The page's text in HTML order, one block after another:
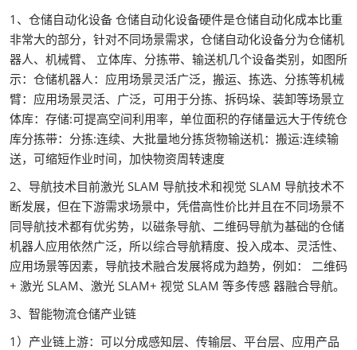
1、仓储自动化设备 仓储自动化设备硬件是仓储自动化成本比重
非常大的部分，针对不同场景需求，仓储自动化设备分为仓储机
器人、机械臂、 立体库、分拣带、输送机几个设备类别，如图所
示：仓储机器人：应用场景灵活广泛，搬运、拣选、分拣等机械
臂：应用场景灵活、广泛，可用于分拣、拆码垛、装卸等场景立
体库：存储:可提高空间利用率，单位面积的存储量远大于传统仓
库分拣带：分拣:连续、大批量地分拣货物输送机：搬运:连续输
送，可缩短作业时间，加快物资周转速度
2、导航技术目前激光 SLAM 导航技术和视觉 SLAM 导航技术不
断发展，但在下游需求场景中，凭借高性价比并且在不同场景不
同导航技术都有优劣势，以磁条导航、二维码导航为基础的仓储
机器人应用依然广泛，所以综合导航精度、投入成本、灵活性、
应用场景等因素，导航技术融合发展将成为趋势，例如： 二维码
+ 激光 SLAM、激光 SLAM+ 视觉 SLAM 等多传感 器融合导航。
3、智能物流仓储产业链
1）产业链上游：可以分成感知层、传输层、平台层、应用产品